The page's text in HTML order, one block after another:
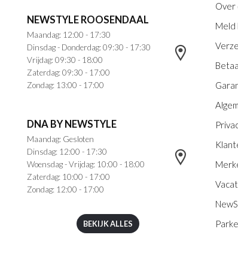
NEWSTYLE ROOSENDAAL
Maandag: 12:00 - 17:30
Dinsdag - Donderdag: 09:30 - 17:30
Vrijdag: 09:30 - 18:00
Zaterdag: 09:30 - 17:00
Zondag: 13:00 - 17:00
DNA BY NEWSTYLE
Maandag: Gesloten
Dinsdag: 12:00 - 17:30
Woensdag - Vrijdag: 10:00 - 18:00
Zaterdag: 10:00 - 17:00
Zondag: 12:00 - 17:00
BEKIJK ALLES
Over
Meld